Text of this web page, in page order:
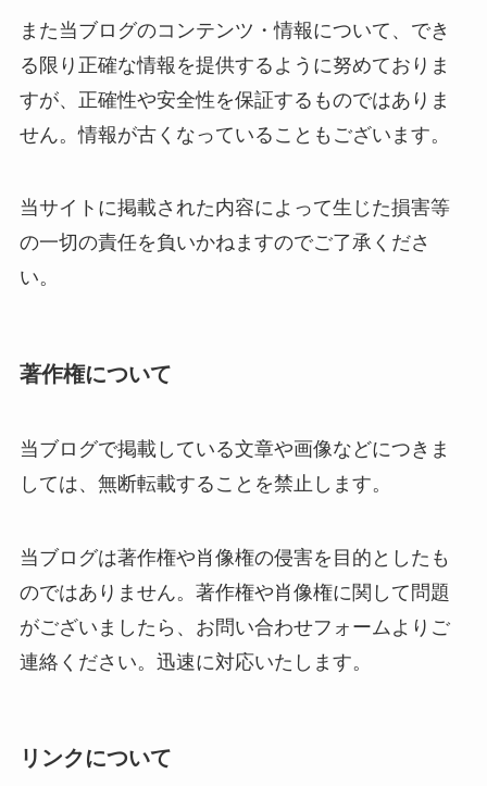
また当ブログのコンテンツ・情報について、でき
る限り正確な情報を提供するように努めておりま
すが、正確性や安全性を保証するものではありま
せん。情報が古くなっていることもございます。
当サイトに掲載された内容によって生じた損害等
の一切の責任を負いかねますのでご了承くださ
い。
著作権について
当ブログで掲載している文章や画像などにつきま
しては、無断転載することを禁止します。
当ブログは著作権や肖像権の侵害を目的としたも
のではありません。著作権や肖像権に関して問題
がございましたら、お問い合わせフォームよりご
連絡ください。迅速に対応いたします。
リンクについて